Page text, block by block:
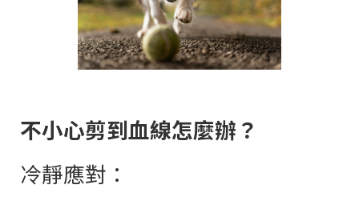
不小心剪到血線怎麼辦？
冷靜應對：